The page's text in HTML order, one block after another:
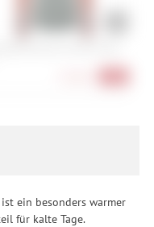
ein besonders warmer
für kalte Tage.